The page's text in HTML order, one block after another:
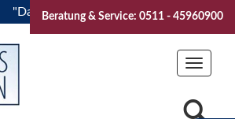
"Das Sommerfest 2026" Vive la
Beratung & Service: 0511 - 45960900
Toggle